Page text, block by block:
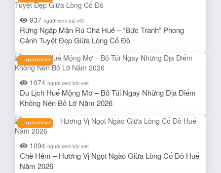
937 người xem bài viết
Rừng Ngập Mặn Rú Chá Huế – “Bức Tranh” Phong
Cảnh Tuyệt Đẹp Giữa Lòng Cố Đô
ngocthachtravel
1074 người xem bài viết
Du Lịch Huế Mộng Mơ – Bỏ Túi Ngay Những Địa Điểm
Không Nên Bỏ Lỡ Năm 2026
ngocthachtravel
1094 người xem bài viết
Chè Hẻm – Hương Vị Ngọt Ngào Giữa Lòng Cố Đô Huế
Năm 2026